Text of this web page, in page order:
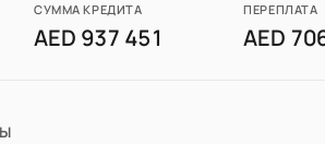
СУММА КРЕДИТА
AED 937 451
ПЕРЕПЛАТА
AED